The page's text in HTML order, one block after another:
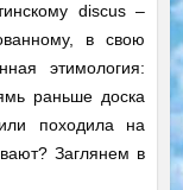
discus –
в свою
этимология:
раньше доска
походила на
Заглянем в